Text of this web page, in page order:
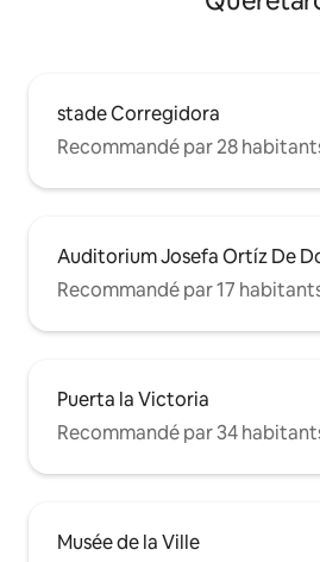
stade Corregidora
Recommandé par 28
Auditorium Josefa Ortíz De
Recommandé par 17
Puerta la Victoria
Recommandé par 34
Musée de la Ville